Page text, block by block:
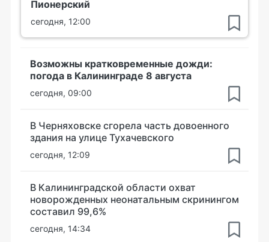
Пионерский
сегодня, 12:00
Возможны кратковременные дожди:
погода в Калининграде 8 августа
сегодня, 09:00
В Черняховске сгорела часть довоенного
здания на улице Тухачевского
сегодня, 12:09
В Калининградской области охват
новорожденных неонатальным скринингом
составил 99,6%
сегодня, 14:34